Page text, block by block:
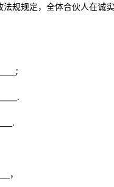
规规定，全体合伙人在诚
，